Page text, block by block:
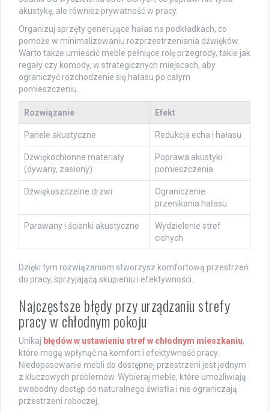
akustykę, ale również prywatność w pracy.
Organizuj sprzęty generujące hałas na podkładkach, co
pomoże w minimalizowaniu rozprzestrzeniania dźwięków.
Warto także umieścić meble pełniące rolę przegrody, takie jak
regały czy komody, w strategicznych miejscach, aby
ograniczyć rozchodzenie się hałasu po całym
pomieszczeniu.
Rozwiązanie Efekt
Panele akustyczne Redukcja echa i hałasu
Dźwiękochłonne materiały
(dywany, zasłony)
Poprawa akustyki
pomieszczenia
Dźwiękoszczelne drzwi
Ograniczenie
przenikania hałasu
Parawany i ścianki akustyczne
Wydzielenie stref
cichych
Dzięki tym rozwiązaniom stworzysz komfortową przestrzeń
do pracy, sprzyjającą skupieniu i efektywności.
Najczęstsze błędy przy urządzaniu strefy
pracy w chłodnym pokoju
Unikaj błędów w ustawieniu stref w chłodnym mieszkaniu,
które mogą wpłynąć na komfort i efektywność pracy.
Niedopasowanie mebli do dostępnej przestrzeni jest jednym
z kluczowych problemów. Wybieraj meble, które umożliwiają
swobodny dostęp do naturalnego światła i nie ograniczają
przestrzeni roboczej.